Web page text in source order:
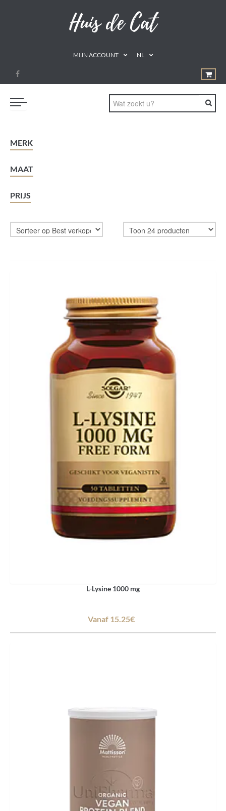
MIJN ACCOUNT NL
PROMOTIES
DRINKEN
AROMATHERAPIE
MERK
MAAT
PRIJS
L-Lysine 1000 mg
Vanaf 15.25€